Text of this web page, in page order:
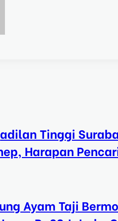
Tinggi
Harapan
Ayam Taji